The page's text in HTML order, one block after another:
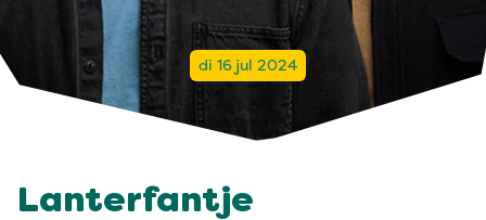
di 16 jul 2024
Lanterfantje